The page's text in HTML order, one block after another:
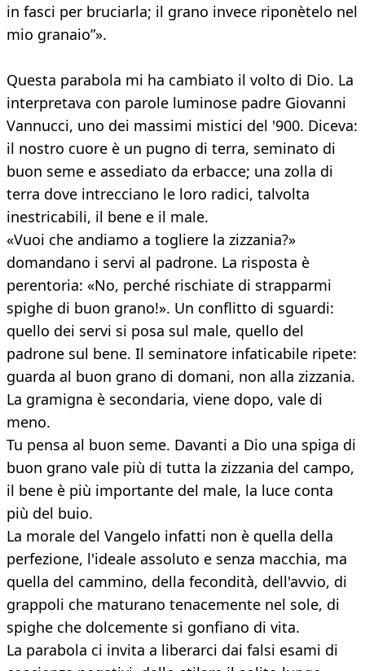
in fasci per bruciarla; il grano invece riponètelo nel
mio granaio”».
Questa parabola mi ha cambiato il volto di Dio. La
interpretava con parole luminose padre Giovanni
Vannucci, uno dei massimi mistici del '900. Diceva:
il nostro cuore è un pugno di terra, seminato di
buon seme e assediato da erbacce; una zolla di
terra dove intrecciano le loro radici, talvolta
inestricabili, il bene e il male.
«Vuoi che andiamo a togliere la zizzania?»
domandano i servi al padrone. La risposta è
perentoria: «No, perché rischiate di strapparmi
spighe di buon grano!». Un conflitto di sguardi:
quello dei servi si posa sul male, quello del
padrone sul bene. Il seminatore infaticabile ripete:
guarda al buon grano di domani, non alla zizzania.
La gramigna è secondaria, viene dopo, vale di
meno.
Tu pensa al buon seme. Davanti a Dio una spiga di
buon grano vale più di tutta la zizzania del campo,
il bene è più importante del male, la luce conta
più del buio.
La morale del Vangelo infatti non è quella della
perfezione, l'ideale assoluto e senza macchia, ma
quella del cammino, della fecondità, dell'avvio, di
grappoli che maturano tenacemente nel sole, di
spighe che dolcemente si gonfiano di vita.
La parabola ci invita a liberarci dai falsi esami di